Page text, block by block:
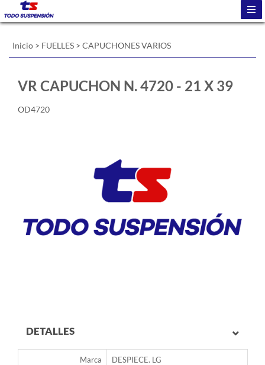
Inicio > FUELLES > CAPUCHONES VARIOS
VR CAPUCHON N. 4720 - 21 X 39
OD4720
DETALLES
Marca DESPIECE. LG